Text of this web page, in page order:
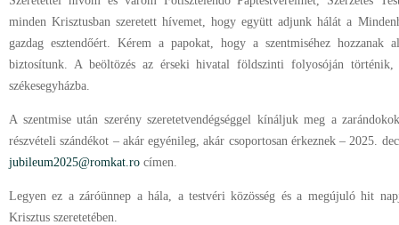
minden Krisztusban szeretett hívemet, hogy együtt adjunk hálát a
gazdag esztendőért. Kérem a papokat, hogy a szentmiséhez hozzanak
biztosítunk. A beöltözés az érseki hivatal földszinti folyosóján történik,
székesegyházba.
A szentmise után szerény szeretetvendégséggel kínáljuk meg a
részvételi szándékot – akár egyénileg, akár csoportosan érkeznek – 2025.
jubileum2025@romkat.ro címen.
Legyen ez a záróünnep a hála, a testvéri közösség és a megújuló hit
Krisztus szeretetében.